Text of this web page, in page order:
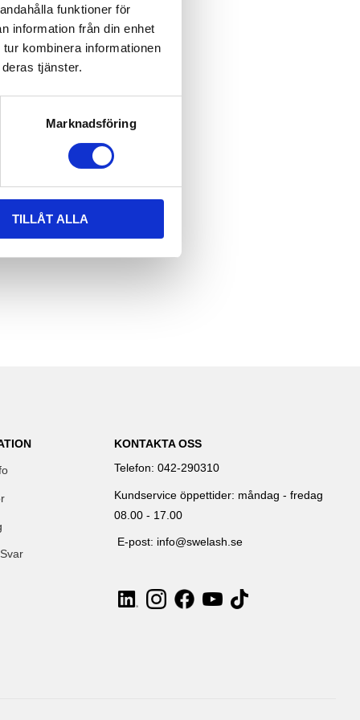
funktioner för
information från din enhet
kombinera informationen
tjänster.
Marknadsföring
TILLÅT ALLA
KONTAKTA OSS
Telefon: 042-290310
Kundservice öppettider: måndag - fredag
08.00 - 17.00
E-post: info@swelash.se